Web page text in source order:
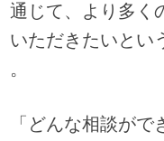
通じて、より多く
いただきたいとい
。
「どんな相談が